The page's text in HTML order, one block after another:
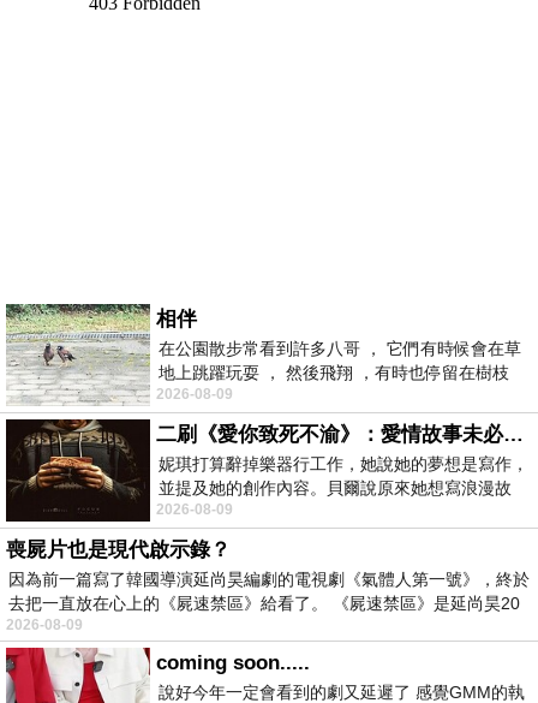
相伴
在公園散步常看到許多八哥 ， 它們有時候會在草
地上跳躍玩耍 ， 然後飛翔 ，有時也停留在樹枝
上，它們身軀是咖啡色的，鳥喙是黃色
2026-08-09
二刷《愛你致死不渝》：愛情故事未必是浪漫故事
妮琪打算辭掉樂器行工作，她說她的夢想是寫作，
並提及她的創作內容。貝爾說原來她想寫浪漫故
事，妮琪回應：「不是浪漫故事，是愛情
2026-08-09
喪屍片也是現代啟示錄？
因為前一篇寫了韓國導演延尚昊編劇的電視劇《氣體人第一號》，終於
去把一直放在心上的《屍速禁區》給看了。 《屍速禁區》是延尚昊20
2026-08-09
coming soon.....
說好今年一定會看到的劇又延遲了 感覺GMM的執